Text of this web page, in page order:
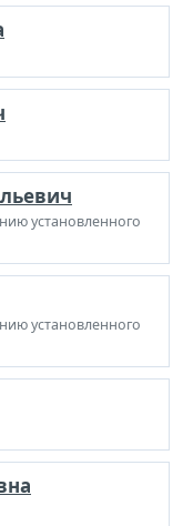
установленного
установленного